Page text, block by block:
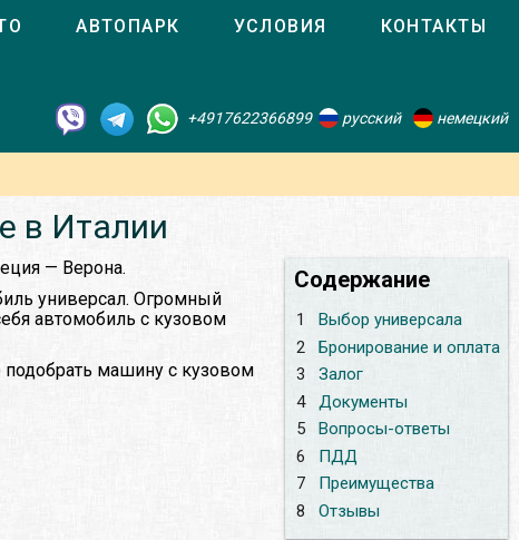
АВТОПАРК УСЛОВИЯ КОНТАКТЫ
+4917622366899 русский немецкий
в Италии
Содержание
1
Выбор универсала
2
Бронирование и оплата
3
Залог
4
Документы
5
Вопросы-ответы
6
ПДД
7
Преимущества
8
Отзывы
— Верона.
универсал. Огромный
автомобиль с кузовом
машину с кузовом